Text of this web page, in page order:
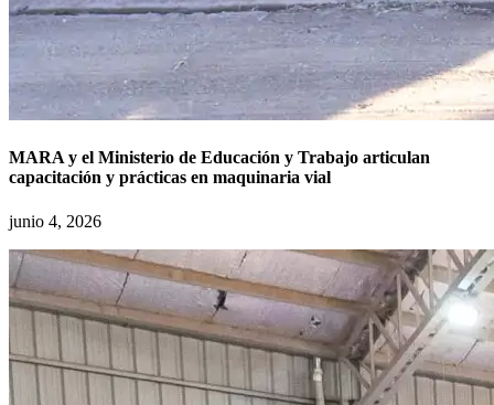
MARA y el Ministerio de Educación y Trabajo articulan
capacitación y prácticas en maquinaria vial
junio 4, 2026